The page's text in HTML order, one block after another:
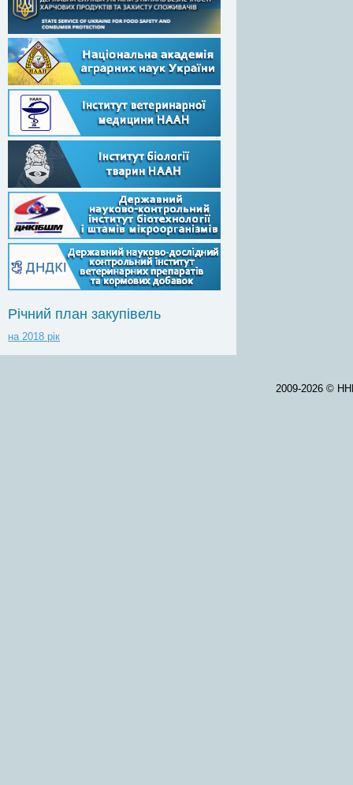
Річний план закупівель
на 2018 рік
2009-2026 ©